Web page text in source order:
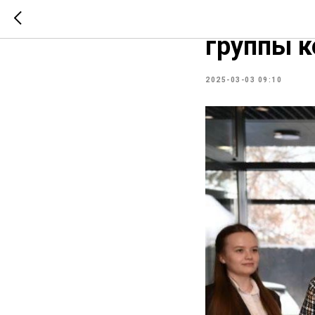
группы
2025-03-03 09:10